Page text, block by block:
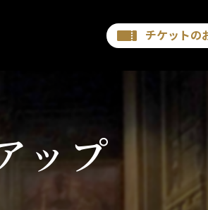
チケットの
ップ